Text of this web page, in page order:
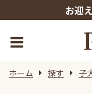
お迎
ホーム 探す 子